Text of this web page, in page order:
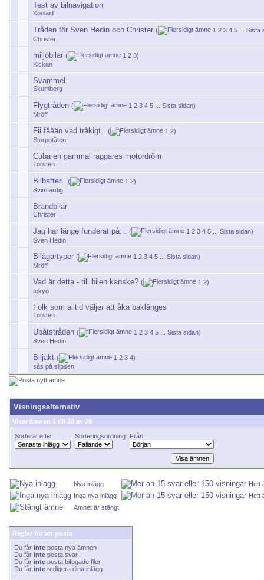
Test av bilnavigation
Koolaid
Tråden för Sven Hedin och Christer ( 1 2 3 4 5
Sista
Christer
miljöbilar ( 1 2 3)
Kickan
Svammel.
Skumberg
Flygtråden ( 1 2 3 4 5 Sista sidan)
Mröff
Fii fäään vad tråkigt.. ( 1 2)
Storpotäten
Cuba en gammal raggares motordröm
Torsten
Bilbatteri. ( 1 2)
Svimfärdig
Brandbilar
Christer
Jag har länge funderat på... ( 1 2 3 4 5 Sista sidan)
Sven Hedin
Bilägartyper ( 1 2 3 4 5 Sista sidan)
Mröff
Vad är detta - till bilen kanske? ( 1 2)
tokyo
Folk som alltid väljer att åka baklänges
Torsten
Ubåtstråden ( 1 2 3 4 5 Sista sidan)
Sven Hedin
Biljakt ( 1 2 3 4)
sås på slipsen
Visningsalternativ
Visar ämnen 1 till 20 av 28
Sorterat efter Sorteringsordning Från
Nya inlägg
Hett
Inga nya inlägg
Hett
Ämnet är stängt
Regler för att posta
Du får inte posta nya ämnen
Du får inte posta svar
Du får inte posta bifogade filer
Du får inte redigera dina inlägg